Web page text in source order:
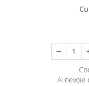
Leagane & balansoare
Lampi de veghe
Ai nevoie